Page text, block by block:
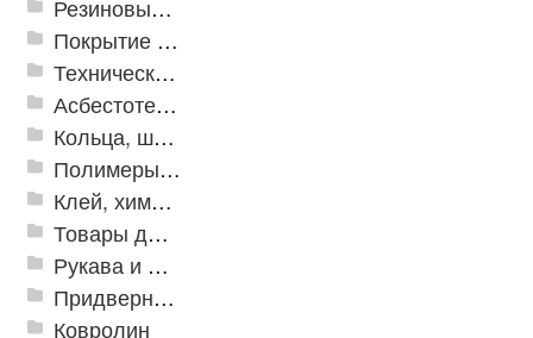
Резиновые и ПВХ дорожки
Покрытие из резиновой крошки
Техническая резина
Асбестотехнические и теплоизоляционные материалы
Кольца, шайбы, манжеты
Полимеры и пластики
Клей, химия, сопутствующие товары
Товары для дома
Рукава и шланги промышленные
Придверные решетки
Ковролин